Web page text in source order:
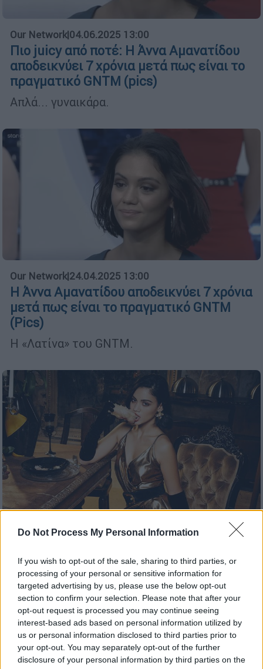
Do Not Process My Personal Information
If you wish to opt-out of the sale, sharing to third parties, or
processing of your personal or sensitive information for
targeted advertising by us, please use the below opt-out
section to confirm your selection. Please note that after your
opt-out request is processed you may continue seeing
interest-based ads based on personal information utilized by
us or personal information disclosed to third parties prior to
your opt-out. You may separately opt-out of the further
disclosure of your personal information by third parties on the
Our Network|04.06.2025 13:00
Πιο juicy από ποτέ: Η Άννα Αμανατίδου
αποδεικνύει 7 χρόνια μετά πως είναι το
πραγματικό GNTM (pics)
Απλά... γυναικάρα.
Our Network|24.04.2025 13:00
Η Άννα Αμανατίδου αποδεικνύει 7 χρόνια
μετά πως είναι το πραγματικό GNTM
(Pics)
Η «Λατίνα» του GNTM.
GNTM: Αποχώρηση Αμανατίδου και τα 3
μοντέλα που πάνε τελικό (pics)
Πάλεψαν με το κρύο μπροστά στον φακό της
Μαρίνας Βερνίκου